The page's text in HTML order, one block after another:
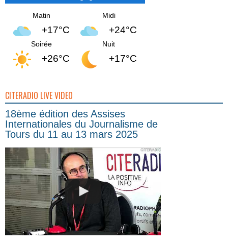
Matin
+17°C
Midi
+24°C
Soirée
+26°C
Nuit
+17°C
CITERADIO LIVE VIDEO
18ème édition des Assises
Internationales du Journalisme de
Tours du 11 au 13 mars 2025